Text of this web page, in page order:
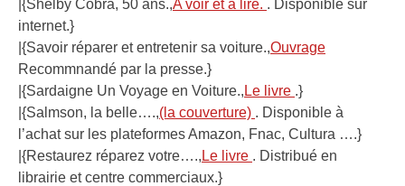
|{Shelby Cobra, 50 ans.,A voir et à lire. . Disponible sur
internet.}
|{Savoir réparer et entretenir sa voiture.,Ouvrage
Recommnandé par la presse.}
|{Sardaigne Un Voyage en Voiture., Le livre .}
|{Salmson, la belle….,(la couverture) . Disponible à
l’achat sur les plateformes Amazon, Fnac, Cultura ….}
|{Restaurez réparez votre…., Le livre . Distribué en
librairie et centre commerciaux.}